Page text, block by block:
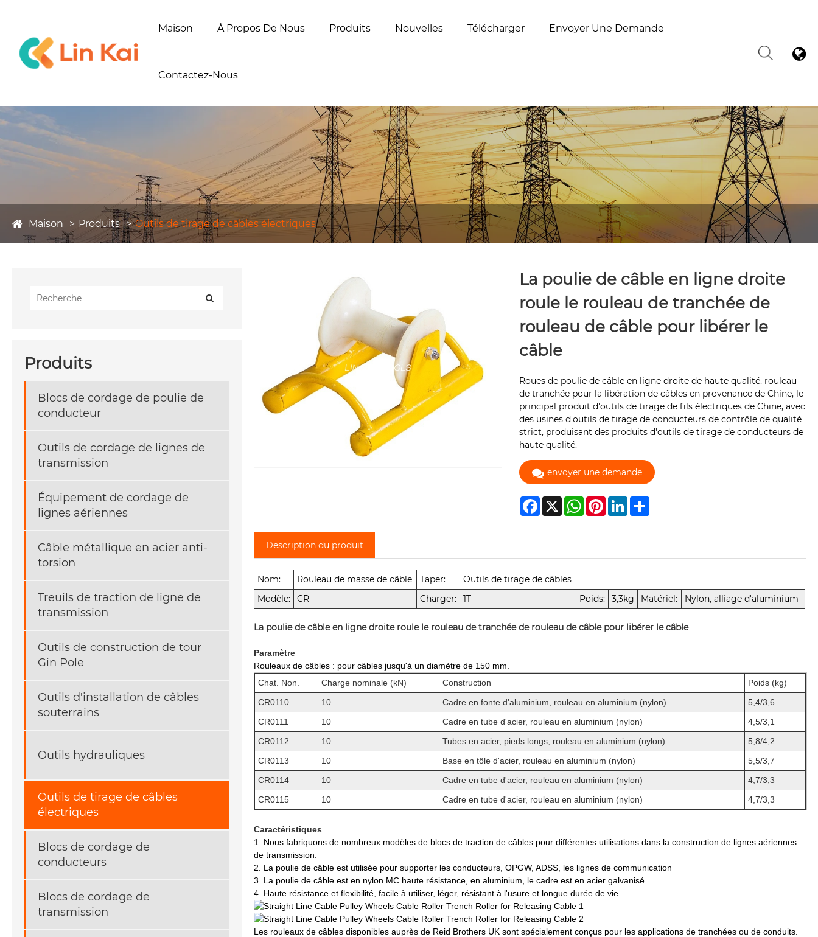
Maison À Propos De Nous Produits Nouvelles Télécharger Envoyer Une Demande
Contactez-Nous
Maison Produits Outils de tirage de câbles électriques
Produits
Blocs de cordage de poulie de
conducteur
Outils de cordage de lignes de
transmission
Équipement de cordage de
lignes aériennes
Câble métallique en acier anti-
torsion
Treuils de traction de ligne de
transmission
Outils de construction de tour
Gin Pole
Outils d'installation de câbles
souterrains
Outils hydrauliques
Outils de tirage de câbles
électriques
Blocs de cordage de
conducteurs
Blocs de cordage de
transmission
La poulie de câble en ligne droite
roule le rouleau de tranchée de
rouleau de câble pour libérer le
câble
Roues de poulie de câble en ligne droite de haute qualité, rouleau
de tranchée pour la libération de câbles en provenance de Chine, le
principal produit d'outils de tirage de fils électriques de Chine, avec
des usines d'outils de tirage de conducteurs de contrôle de qualité
strict, produisant des produits d'outils de tirage de conducteurs de
haute qualité.
envoyer une demande
Facebook
X WhatsApp
PinterestLinkedInShare
Description du produit
Nom: Rouleau de masse de câble Taper:
Outils de tirage de câbles
Modèle:
CR Charger: 1T Poids: 3,3kg Matériel: Nylon, alliage d'aluminium
La poulie de câble en ligne droite roule le rouleau de tranchée de rouleau de câble pour libérer le câble
Paramètre
Rouleaux de câbles : pour câbles jusqu'à un diamètre de 150 mm.
Chat. Non.
Charge nominale (kN) Construction
Poids (kg)
CR0110
10 Cadre en fonte d'aluminium, rouleau en aluminium (nylon)
5,4/3,6
CR0111
10 Cadre en tube d'acier, rouleau en aluminium (nylon)
4,5/3,1
CR0112
10 Tubes en acier, pieds longs, rouleau en aluminium (nylon)
5,8/4,2
CR0113
10 Base en tôle d'acier, rouleau en aluminium (nylon)
5,5/3,7
CR0114
10 Cadre en tube d'acier, rouleau en aluminium (nylon)
4,7/3,3
CR0115
10 Cadre en tube d'acier, rouleau en aluminium (nylon) 4,7/3,3
Caractéristiques
1. Nous fabriquons de nombreux modèles de blocs de traction de câbles pour différentes utilisations dans la construction de lignes aériennes
de transmission.
2. La poulie de câble est utilisée pour supporter les conducteurs, OPGW, ADSS, les lignes de communication
3. La poulie de câble est en nylon MC haute résistance, en aluminium, le cadre est en acier galvanisé.
4. Haute résistance et flexibilité, facile à utiliser, léger, résistant à l'usure et longue durée de vie.
Les rouleaux de câbles disponibles auprès de Reid Brothers UK sont spécialement conçus pour les applications de tranchées ou de conduits.